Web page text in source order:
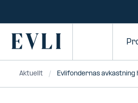
Primary
Aktuellt Evlifondernas